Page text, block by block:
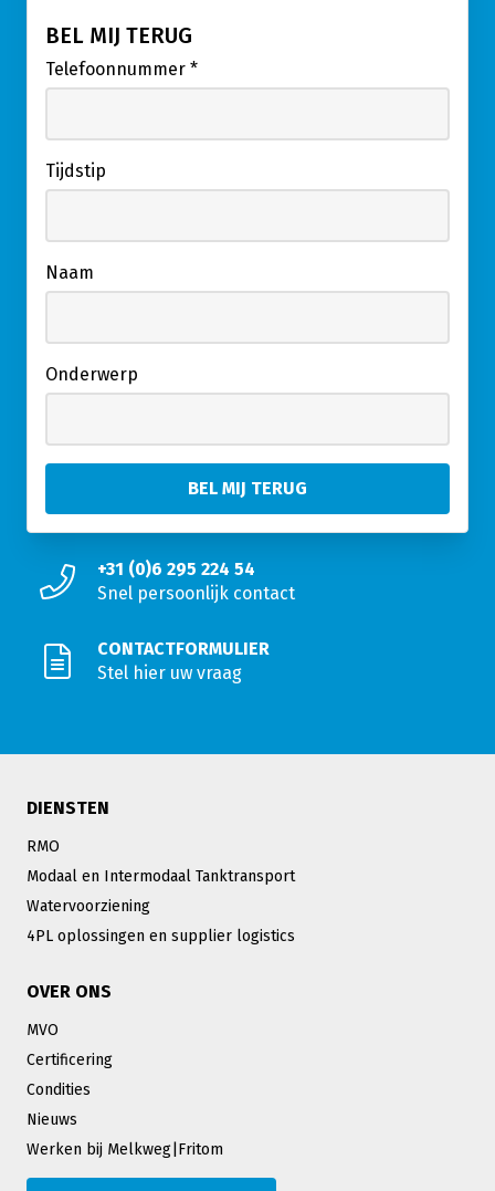
BEL MIJ TERUG
Telefoonnummer *
Tijdstip
Naam
Onderwerp
+31 (0)6 295 224 54
Snel persoonlijk contact
CONTACTFORMULIER
Stel hier uw vraag
DIENSTEN
RMO
Modaal en Intermodaal Tanktransport
Watervoorziening
4PL oplossingen en supplier logistics
OVER ONS
MVO
Certificering
Condities
Nieuws
Werken bij Melkweg|Fritom